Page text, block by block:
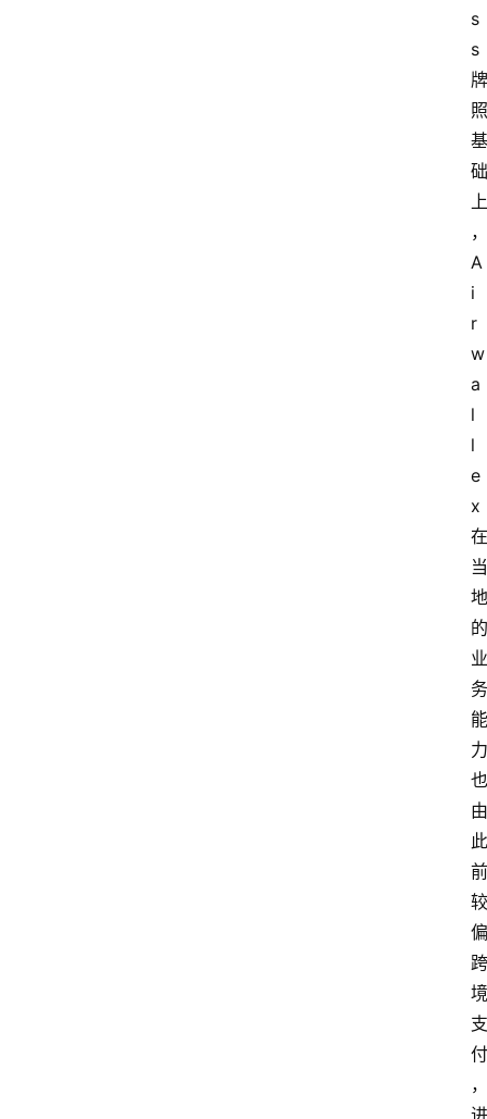
s
s
牌
照
基
础
上
，
A
i
r
w
a
l
l
e
x
在
当
地
的
业
务
能
力
也
由
此
前
较
偏
跨
境
支
付
，
进